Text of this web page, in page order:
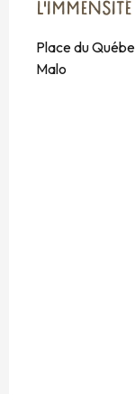
L'IMMENSITÉ
Place du
Malo